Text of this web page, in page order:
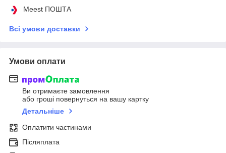
Meest ПОШТА
Всі умови доставки
Умови оплати
Ви отримаєте замовлення
або гроші повернуться на вашу картку
Детальніше
Оплатити частинами
Післяплата